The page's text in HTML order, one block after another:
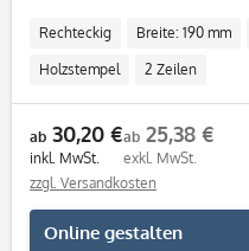
Rechteckig Breite: 190 mm
Holzstempel 2 Zeilen
ab 30,20 €
inkl. MwSt.
ab 25,38 €
exkl. MwSt.
zzgl. Versandkosten
Online gestalten